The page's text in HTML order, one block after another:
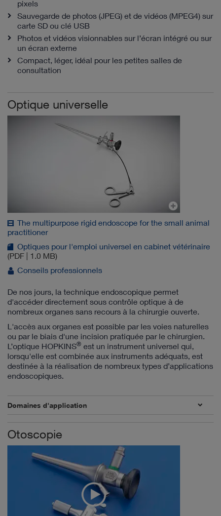
pixels
Sauvegarde de photos (JPEG) et de vidéos (MPEG4) sur
carte SD ou clé USB
Photos et vidéos visionnables sur l’écran intégré ou sur
un écran externe
Compact, léger, idéal pour les petites salles de
consultation
Optique universelle
The multipurpose rigid endoscope for the small animal
practitioner
Optiques pour l'emploi universel en cabinet vétérinaire
(PDF | 1.0 MB)
Conseils professionnels
De nos jours, la technique endoscopique permet
d'accéder directement sous contrôle optique à de
nombreux organes sans recours à la chirurgie ouverte.
L'accès aux organes est possible par les voies naturelles
ou par le biais d'une incision pratiquée par le chirurgien.
L’optique HOPKINS® est un instrument universel qui,
lorsqu'elle est combinée aux instruments adéquats, est
destinée à la réalisation de nombreux types d’applications
endoscopiques.
Domaines d'application
Otoscopie